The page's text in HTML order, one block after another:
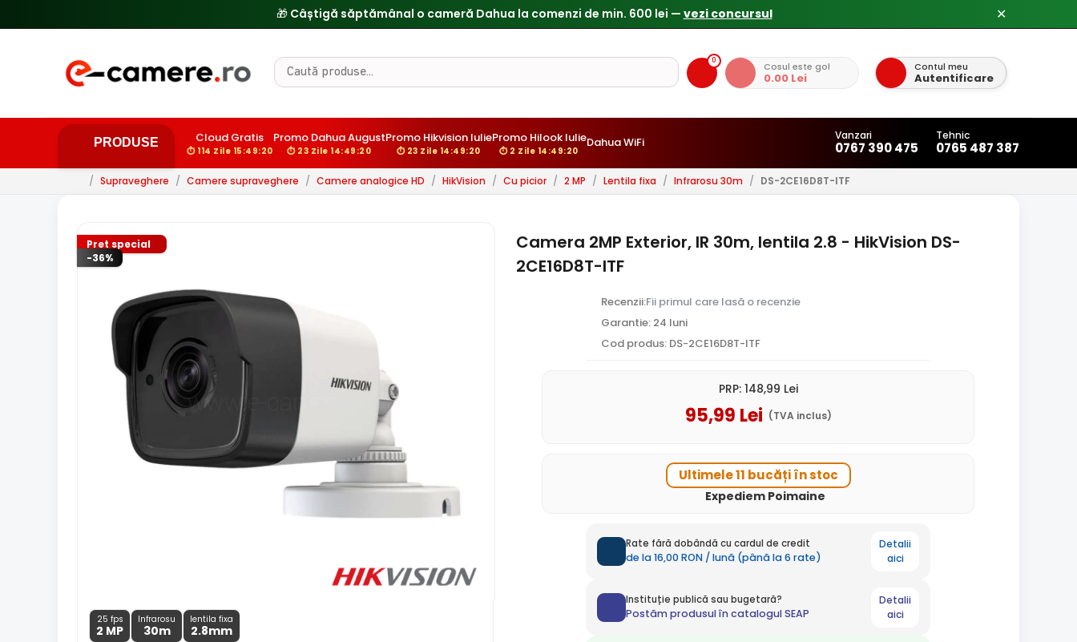
✕
0 Cosul este gol
0.00 Lei
Contul meu
Autentificare
PRODUSE Cloud Gratis
⏱ 114 Zile 15:49:18
Promo Dahua August
⏱ 23 Zile 14:49:18
Promo Hikvision Iulie
⏱ 23 Zile 14:49:18
Promo Hilook Iulie
⏱ 2 Zile 14:49:18
Dahua WiFi Vanzari
0767 390 475
Tehnic
0765 487 387
/ Supraveghere / Camere supraveghere / Camere analogice HD / HikVision / Cu picior / 2 MP / Lentila fixa / Infrarosu 30m / DS-2CE16D8T-ITF
Pret special
-36%
25 fps
2 MP
Infrarosu
30m
lentila fixa
2.8mm
Camera 2MP Exterior, IR 30m, lentila 2.8 - HikVision DS-
2CE16D8T-ITF
Recenzii:Fii primul care lasă o recenzie
Garantie: 24 luni
Cod produs: DS-2CE16D8T-ITF
PRP: 148,99 Lei
95,99 Lei (TVA inclus)
Ultimele 11 bucăți în stoc
Expediem Poimaine
Rate fără dobândă cu cardul de credit
de la 16,00 RON / lună (până la 6 rate)
Detalii
aici
Instituție publică sau bugetară?
Postăm produsul în catalogul SEAP
Detalii
aici